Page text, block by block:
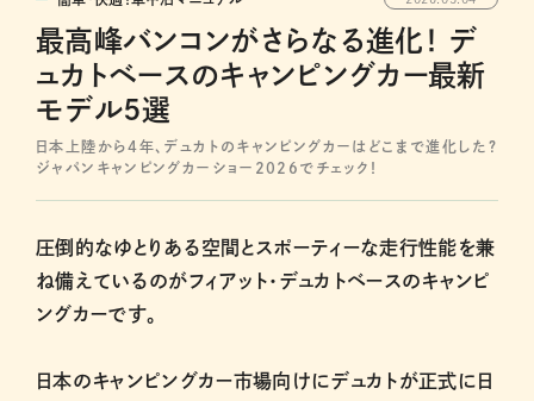
最高峰バンコンがさらなる進化！ デ
ュカトベースのキャンピングカー最新
モデル5選
日本上陸から4年、デュカトのキャンピングカーはどこまで進化した？
ジャパンキャンピングカーショー2026でチェック！
圧倒的なゆとりある空間とスポーティーな走行性能を兼
ね備えているのがフィアット・デュカトベースのキャンピ
ングカーです。
日本のキャンピングカー市場向けにデュカトが正式に日